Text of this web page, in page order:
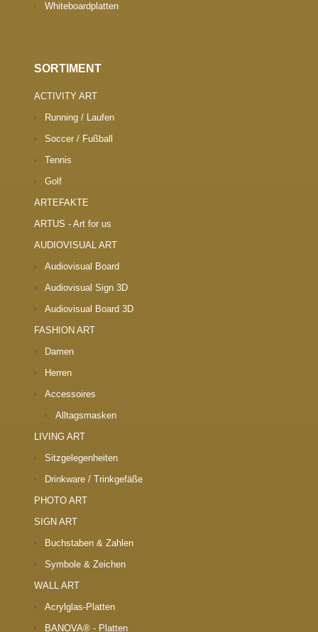
Whiteboardplatten
SORTIMENT
ACTIVITY ART
Running / Laufen
Soccer / Fußball
Tennis
Golf
ARTEFAKTE
ARTUS - Art for us
AUDIOVISUAL ART
Audiovisual Board
Audiovisual Sign 3D
Audiovisual Board 3D
FASHION ART
Damen
Herren
Accessoires
Alltagsmasken
LIVING ART
Sitzgelegenheiten
Drinkware / Trinkgefäße
PHOTO ART
SIGN ART
Buchstaben & Zahlen
Symbole & Zeichen
WALL ART
Acrylglas-Platten
BANOVA® - Platten